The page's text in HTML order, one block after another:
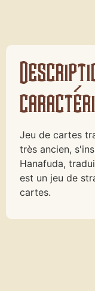
Jeu de cartes
très ancien,
Hanafuda,
est un jeu de
cartes.